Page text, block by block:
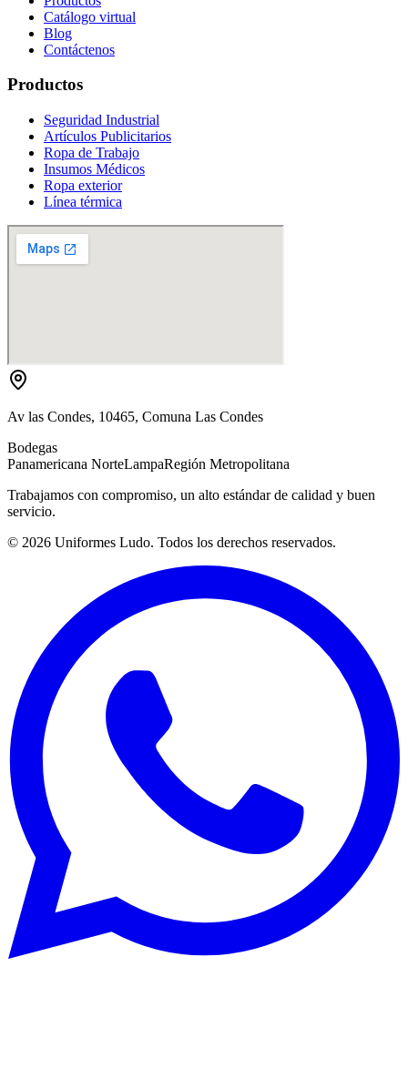
Catálogo virtual
Blog
Contáctenos
Productos
Seguridad Industrial
Artículos Publicitarios
Ropa de Trabajo
Insumos Médicos
Ropa exterior
Línea térmica
Av las Condes, 10465, Comuna Las Condes
Bodegas
Panamericana NorteLampaRegión Metropolitana
Trabajamos con compromiso, un alto estándar de calidad y buen
servicio.
© 2026 Uniformes Ludo. Todos los derechos reservados.